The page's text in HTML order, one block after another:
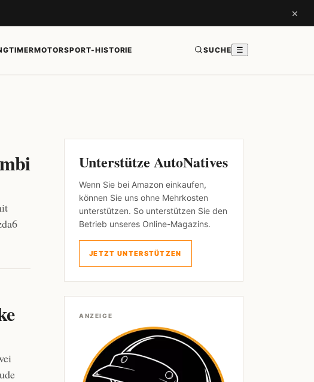
×
MOTORSPORT-HISTORIE SUCHE ☰
Unterstütze AutoNatives
Wenn Sie bei Amazon einkaufen,
können Sie uns ohne Mehrkosten
unterstützen. So unterstützen Sie den
Betrieb unseres Online-Magazins.
JETZT UNTERSTÜTZEN
ANZEIGE